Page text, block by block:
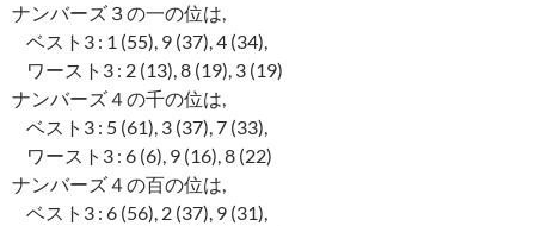
ナンバーズ３の一の位は,
ベスト3 : 1 (55), 9 (37), 4 (34),
ワースト3 : 2 (13), 8 (19), 3 (19)
ナンバーズ４の千の位は,
ベスト3 : 5 (61), 3 (37), 7 (33),
ワースト3 : 6 (6), 9 (16), 8 (22)
ナンバーズ４の百の位は,
ベスト3 : 6 (56), 2 (37), 9 (31),